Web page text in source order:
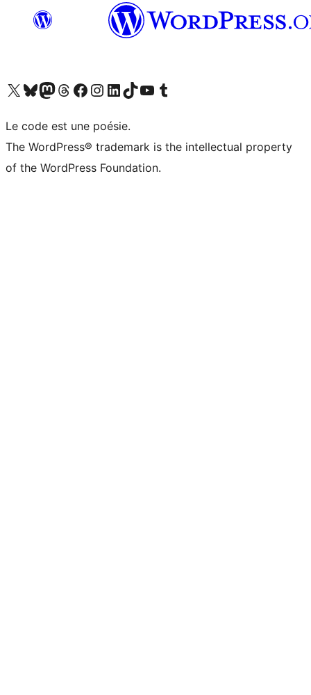
Visit our X (formerly Twitter) account
Visitez notre compte Bluesky
Visit our Mastodon account
Visitez notre compte Threads
Visit our Facebook page
Visit our Instagram account
Visit our LinkedIn account
Visitez notre compte TikTok
Visit our YouTube channel
Visitez notre compte Tumblr
Le code est une poésie.
The WordPress® trademark is the intellectual property
of the WordPress Foundation.